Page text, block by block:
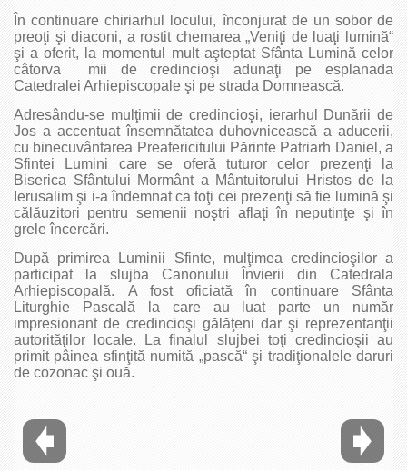
În continuare chiriarhul locului, înconjurat de un sobor de
preoţi şi diaconi, a rostit chemarea „Veniţi de luaţi lumină“
şi a oferit, la momentul mult aşteptat Sfânta Lumină celor
câtorva mii de credincioşi adunaţi pe esplanada
Catedralei Arhiepiscopale şi pe strada Domnească.
Adresându-se mulţimii de credincioşi, ierarhul Dunării de
Jos a accentuat însemnătatea duhovnicească a aducerii,
cu binecuvântarea Preafericitului Părinte Patriarh Daniel, a
Sfintei Lumini care se oferă tuturor celor prezenţi la
Biserica Sfântului Mormânt a Mântuitorului Hristos de la
Ierusalim şi i-a îndemnat ca toţi cei prezenţi să fie lumină şi
călăuzitori pentru semenii noştri aflaţi în neputinţe şi în
grele încercări.
După primirea Luminii Sfinte, mulţimea credincioşilor a
participat la slujba Canonului Învierii din Catedrala
Arhiepiscopală. A fost oficiată în continuare Sfânta
Liturghie Pascală la care au luat parte un număr
impresionant de credincioşi gălăţeni dar şi reprezentanţii
autorităţilor locale. La finalul slujbei toţi credincioşii au
primit pâinea sfinţită numită „pască“ şi tradiţionalele daruri
de cozonac şi ouă.